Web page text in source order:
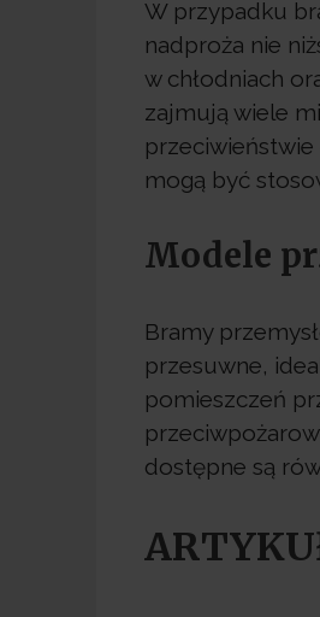
W przypadku
nadproża nie
w chłodniach
zajmują wiele
mogą być
Modele
Bramy
przesuwne,
pomieszczeń
dostępne są